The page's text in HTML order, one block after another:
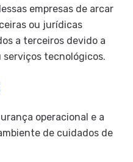
empresas de arcar
ou jurídicas
a terceiros devido a
tecnológicos.
operacional e a
de cuidados de